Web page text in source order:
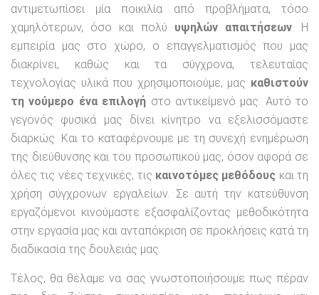
αντιμετωπίσει μία ποικιλία από προβλήματα, τόσο
χαμηλότερων, όσο και πολύ υψηλών απαιτήσεων. Η
εμπειρία μας στο χώρο, ο επαγγελματισμός που μας
διακρίνει, καθώς και τα σύγχρονα, τελευταίας
τεχνολογίας υλικά που χρησιμοποιούμε, μας καθιστούν
τη νούμερο ένα επιλογή στο αντικείμενό μας. Αυτό το
γεγονός φυσικά μας δίνει κίνητρο να εξελισσόμαστε
διαρκώς. Και το καταφέρνουμε με τη συνεχή ενημέρωση
της διεύθυνσης και του προσωπικού μας, όσον αφορά σε
όλες τις νέες τεχνικές, τις καινοτόμες μεθόδους και τη
χρήση σύγχρονων εργαλείων. Σε αυτή την κατεύθυνση
εργαζόμενοι κινούμαστε εξασφαλίζοντας μεθοδικότητα
στην εργασία μας και ανταπόκριση σε προκλήσεις κατά τη
διαδικασία της δουλειάς μας.
Τέλος, θα θέλαμε να σας γνωστοποιήσουμε πως πέραν